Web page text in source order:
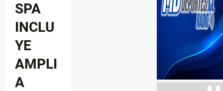
SPA
INCLU
YE
AMPLI
A